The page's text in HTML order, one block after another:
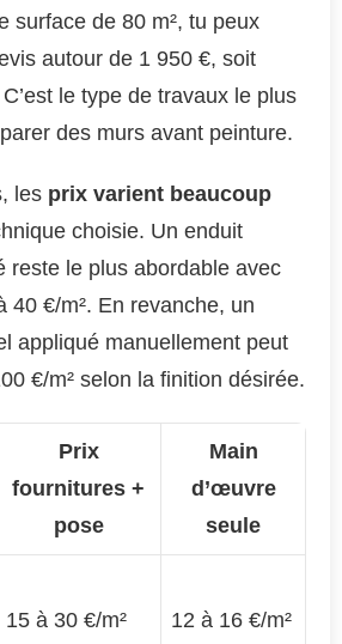
surface de 80 m², tu peux
autour de 1 950 €, soit
le type de travaux le plus
des murs avant peinture.
les prix varient beaucoup
choisie. Un enduit
reste le plus abordable avec
40 €/m². En revanche, un
appliqué manuellement peut
€/m² selon la finition désirée.
Prix
fournitures +
pose
Main
d’œuvre
seule
15 à 30 €/m² 12 à 16 €/m²